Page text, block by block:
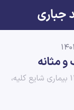
جباری
14 بیماری شایع کلیه،